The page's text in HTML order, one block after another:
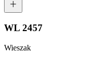
WL 2457
Wieszak